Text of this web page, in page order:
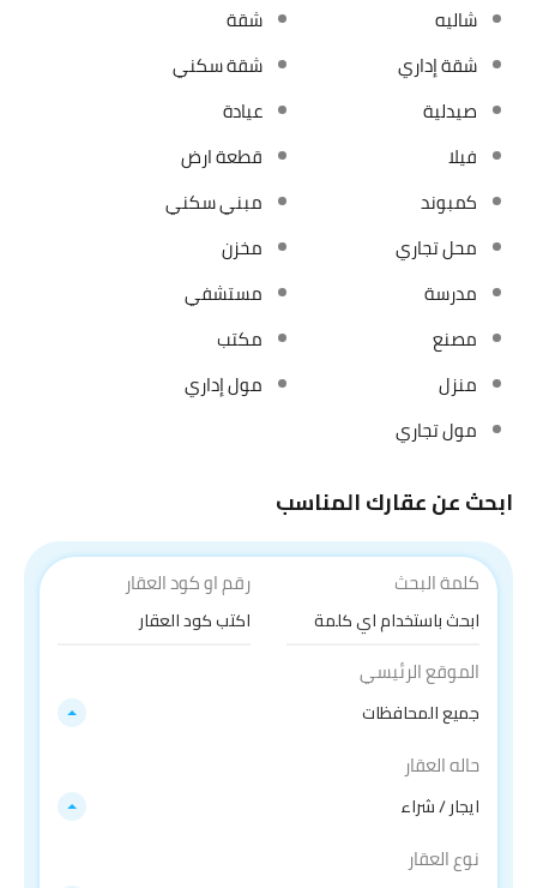
شاليه
شقة
شقة إداري
شقة سكني
صيدلية
عيادة
فيلا
قطعة ارض
كمبوند
مبني سكني
محل تجاري
مخزن
مدرسة
مستشفي
مصنع
مكتب
منزل
مول إداري
مول تجاري
ابحث عن عقارك المناسب
كلمة البحث رقم او كود العقار
الموقع الرئيسي
جميع المحافظات
حاله العقار
ايجار / شراء
نوع العقار